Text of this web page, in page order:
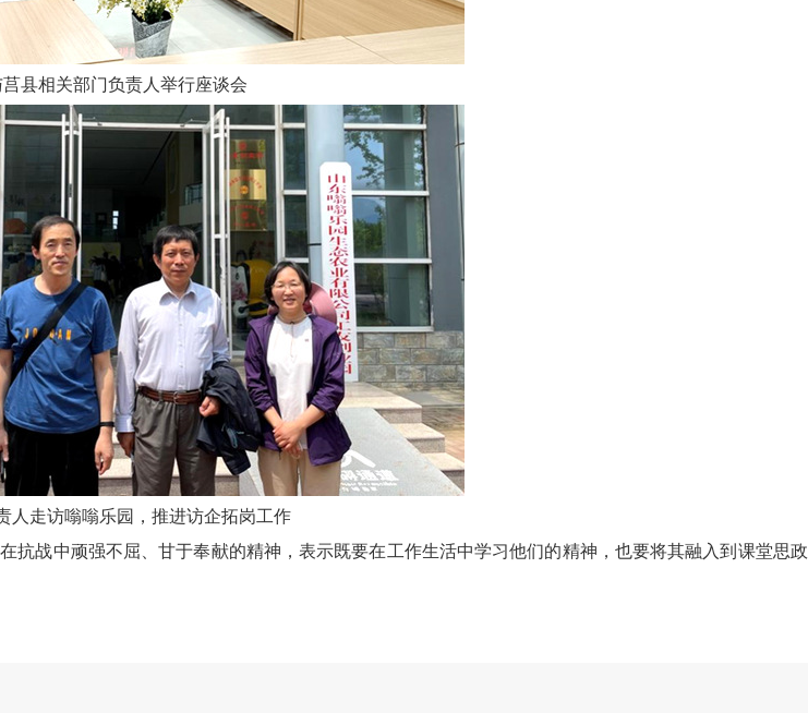
莒县相关部门负责人举行座谈会
人走访嗡嗡乐园，推进访企拓岗工作
抗战中顽强不屈、甘于奉献的精神，表示既要在工作生活中学习他们的精神，也要将其融入到课堂思